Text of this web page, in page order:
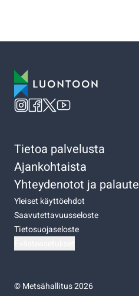
Tietoa palvelusta
Ajankohtaista
Yhteydenotot ja palaute
Yleiset käyttöehdot
Saavutettavuusseloste
Tietosuojaseloste
©Metsähallitus 2026